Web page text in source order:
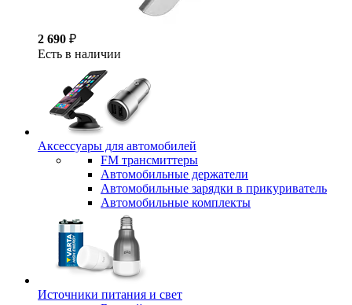
2 690 ₽
Есть в наличии
Аксессуары для автомобилей
FM трансмиттеры
Автомобильные держатели
Автомобильные зарядки в прикуриватель
Автомобильные комплекты
Источники питания и свет